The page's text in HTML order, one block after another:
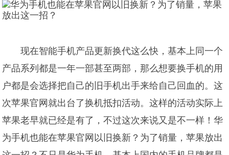
现在智能手机产品更新换代这么快，基本上同一个
产品系列都是一年一部甚至两部，那么想要换手机的用
户都是会选择把自己的旧手机出手来给自己回血的。这
次苹果官网就出台了换机抵扣活动。这样的活动实际上
苹果老早就已经是有了，不过这次来说又是不一样！华
为手机也能在苹果官网以旧换新？为了销量，苹果放出